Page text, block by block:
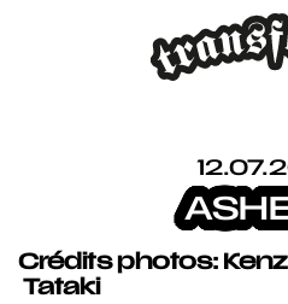
Crédits photos:
Tataki